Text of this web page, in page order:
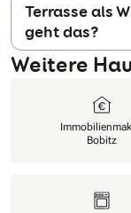
Terrasse als
geht das?
Weitere
Bobitz